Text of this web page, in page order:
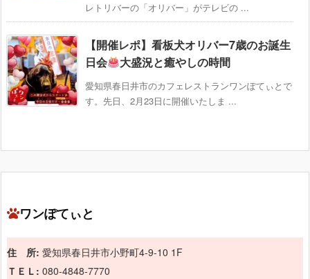
レトリバーの「オリバー」がテレビの ...
【開催レポ】看板犬オリバー7歳のお誕生
日会
大盛況と癒やしの時間
愛知県春日井市のカフェレストランワンぽてぃとで
す。先日、2月23日に開催いたしま ...
ワンぽてぃと
住 所: 愛知県春日井市小野町4-9-10 1F
ＴＥＬ: 080-4848-7770